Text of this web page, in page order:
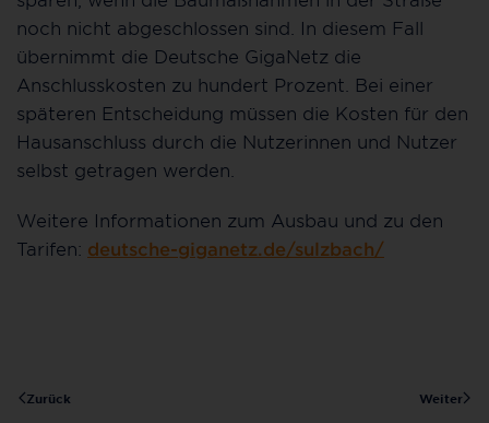
noch nicht abgeschlossen sind. In diesem Fall
übernimmt die Deutsche GigaNetz die
Anschlusskosten zu hundert Prozent. Bei einer
späteren Entscheidung müssen die Kosten für den
Hausanschluss durch die Nutzerinnen und Nutzer
selbst getragen werden.
Weitere Informationen zum Ausbau und zu den
Tarifen: deutsche-giganetz.de/sulzbach/
Zurück Weiter